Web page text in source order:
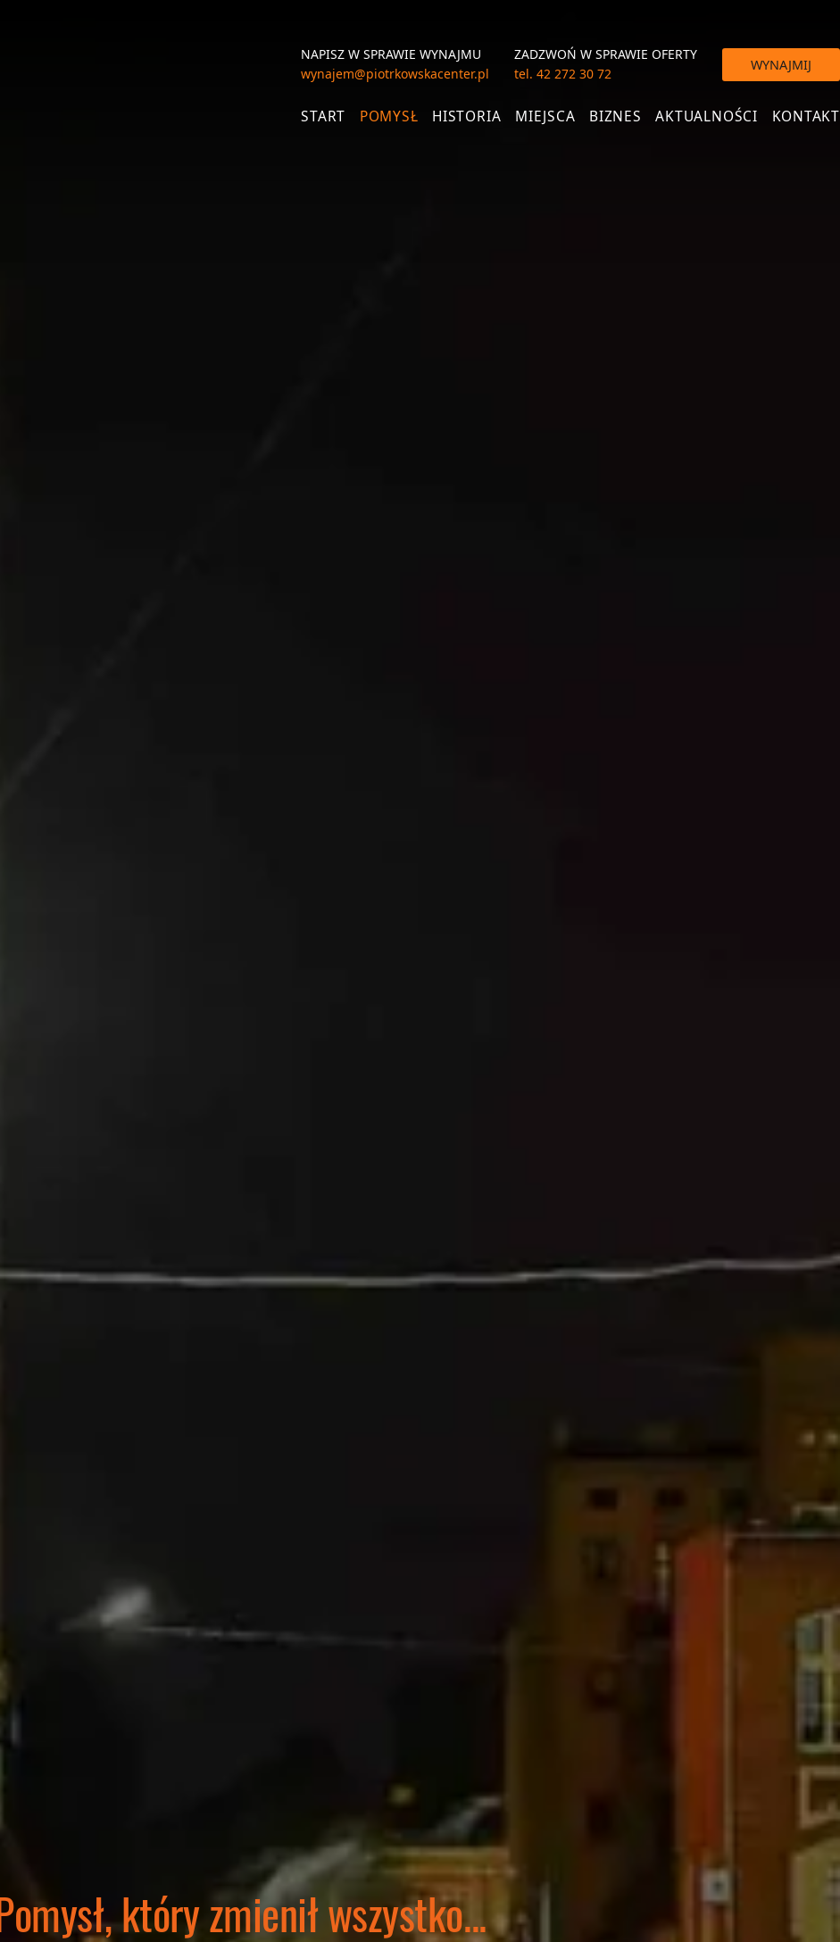
NAPISZW SPRAWIE WYNAJMU
wynajem@piotrkowskacenter.pl
ZADZWOŃW SPRAWIE OFERTY
tel. 42 272 30 72
WYNAJMIJ
START POMYSŁ HISTORIA MIEJSCA BIZNES AKTUALNOŚCI KONTAKT
Pomysł, który zmienił wszystko...